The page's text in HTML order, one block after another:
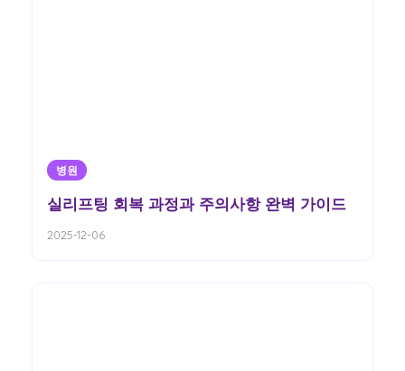
병원
실리프팅 회복 과정과 주의사항 완벽 가이드
2025-12-06